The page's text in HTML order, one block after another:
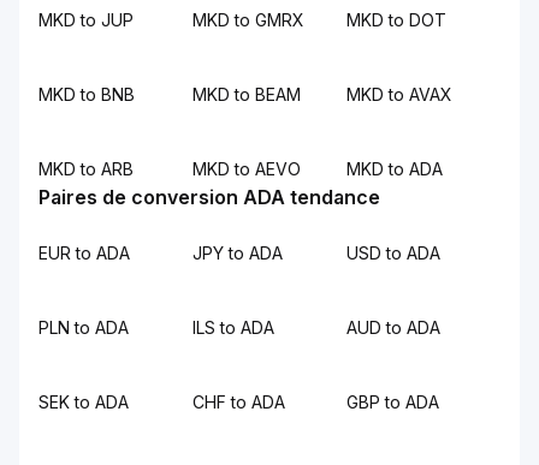
MKD to JUP MKD to GMRX MKD to DOT
MKD to BNB MKD to BEAM MKD to AVAX
MKD to ARB MKD to AEVO MKD to ADA
Paires de conversion ADA tendance
EUR to ADA JPY to ADA USD to ADA
PLN to ADA ILS to ADA AUD to ADA
SEK to ADA CHF to ADA GBP to ADA